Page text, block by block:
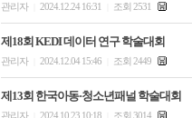
관리자 2024.12.24 16:31 조회 2531
제18회 KEDI 데이터 연구 학술대회
관리자 2024.12.04 15:46 조회 2449
제13회 한국아동·청소년패널 학술대회
관리자 2024.10.23 10:18 조회 3014